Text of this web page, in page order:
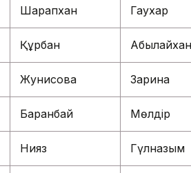
Шарапхан Гаухар
Құрбан Абылайхан
Жунисова Зарина
Баранбай Мөлдір
Нияз Гүлназым